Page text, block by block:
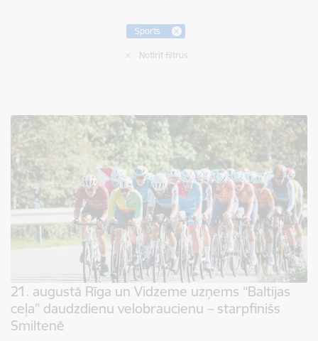
Sports
Notīrīt filtrus
21. augustā Rīga un Vidzeme uzņems “Baltijas
ceļa” daudzdienu velobraucienu – starpfinišs
Smiltenē